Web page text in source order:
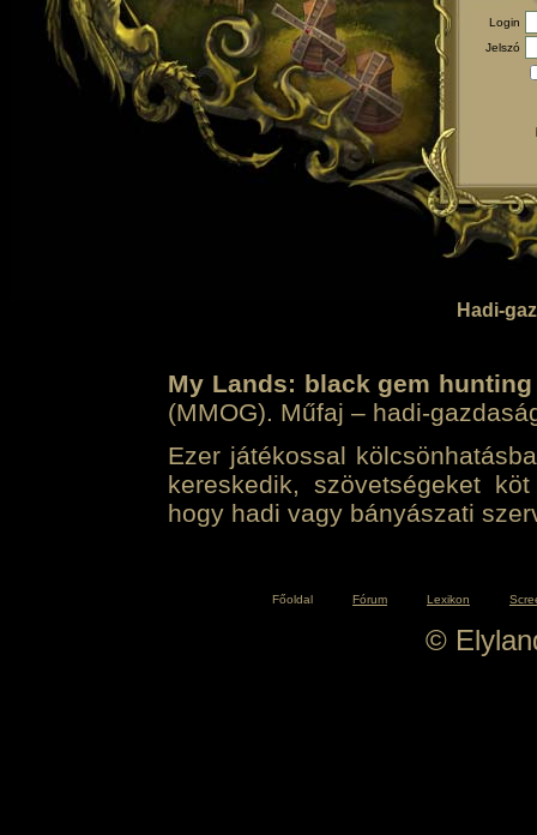
Login
Jelszó
Hadi-
My Lands: black gem hunting
(MMOG). Műfaj – hadi-
Ezer játékossal
kereskedik, szövetségeket
hogy hadi vagy bányászati
Főoldal Fórum Lexikon
©